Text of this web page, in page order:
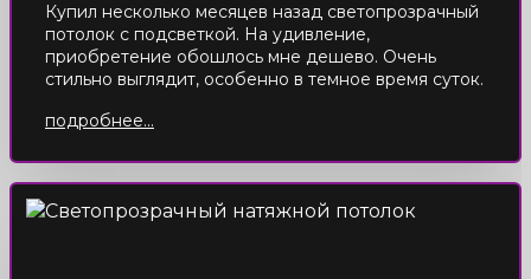
Купил несколько месяцев назад светопрозрачный
потолок с подсветкой. На удивление,
приобретение обошлось мне дешево. Очень
стильно выглядит, особенно в темное время суток.
подробнее...